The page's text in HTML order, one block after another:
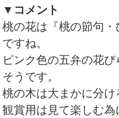
▼コメント
桃の花は『桃の節句
ですね。
ピンク色の五弁の花
そうです。
桃の木は大まかに分け
観賞用は見て楽しむ